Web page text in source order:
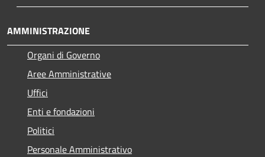
AMMINISTRAZIONE
Organi di Governo
Aree Amministrative
Uffici
Enti e fondazioni
Politici
Personale Amministrativo